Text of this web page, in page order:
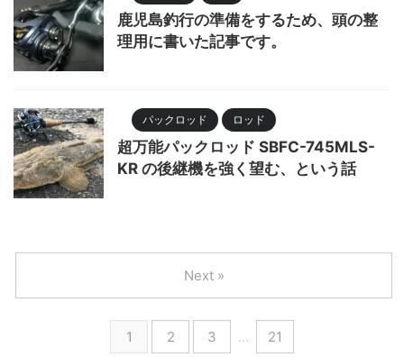
鹿児島釣行の準備をするため、頭の整
理用に書いた記事です。
パックロッド ロッド
超万能パックロッド SBFC-745MLS-
KR の後継機を強く望む、という話
1 2 3 … 21
Next »